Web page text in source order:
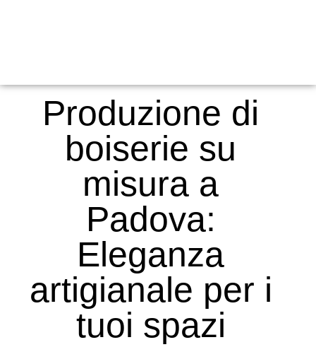
Produzione di
boiserie su
misura a
Padova:
Eleganza
artigianale per i
tuoi spazi